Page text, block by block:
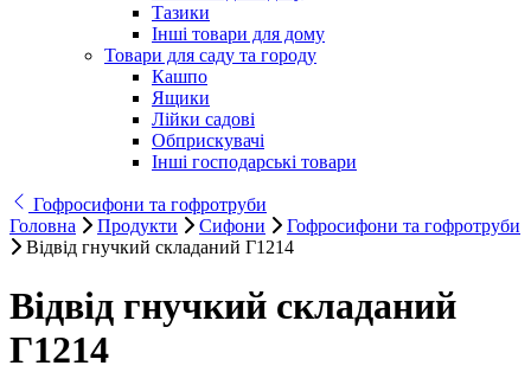
Тазики
Інші товари для дому
Товари для саду та городу
Кашпо
Ящики
Лійки садові
Обприскувачі
Інші господарські товари
Гофросифони та гофротруби
Головна
Продукти Сифони
Гофросифони та гофротруби
Відвід гнучкий складаний Г1214
Відвід гнучкий складаний
Г1214